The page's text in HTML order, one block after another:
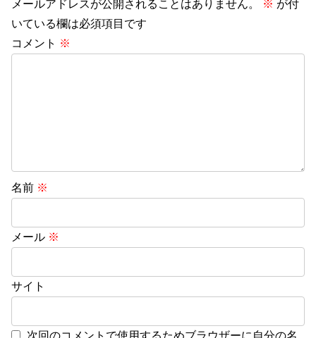
メールアドレスが公開されることはありません。 ※ が付
いている欄は必須項目です
コメント ※
名前 ※
メール ※
サイト
次回のコメントで使用するためブラウザーに自分の名